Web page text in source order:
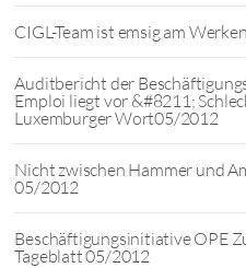
CIGL-Team ist emsig am
Auditbericht der
Emploi liegt vor &#8211;
Luxemburger Wort05/2012
Nicht zwischen Hammer und
05/2012
Beschäftigungsinitiative OPE
Tageblatt 05/2012